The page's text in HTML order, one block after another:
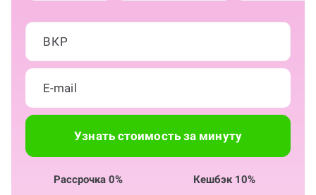
ВКР
Узнать стоимость за минуту
Рассрочка 0% Кешбэк 10%